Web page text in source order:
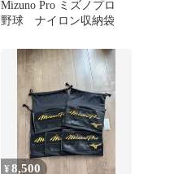
Mizuno Pro ミズノプロ
野球 ナイロン収納袋
¥8,500